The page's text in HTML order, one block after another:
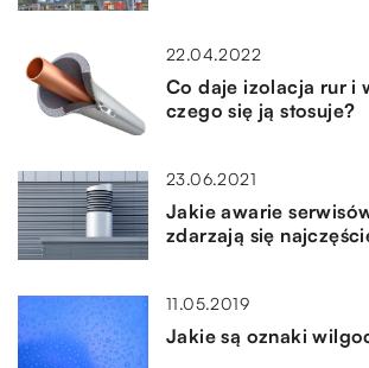
22.04.2022
Co daje izolacja rur i
czego się ją stosuje?
23.06.2021
Jakie awarie
zdarzają się
11.05.2019
Jakie są oznaki